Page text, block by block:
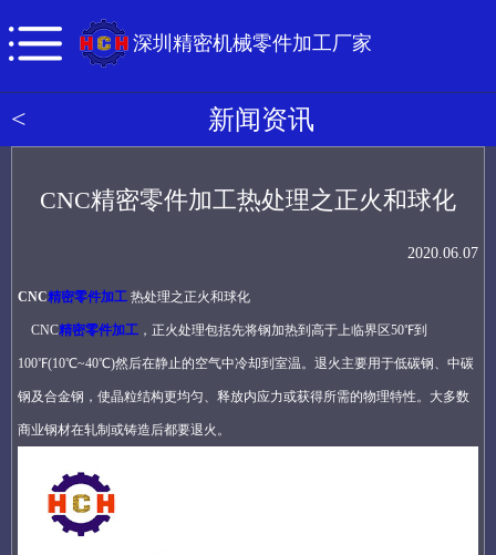
深圳精密机械零件加工厂家
< 新闻资讯
CNC精密零件加工热处理之正火和球化
2020.06.07
CNC精密零件加工 热处理之正火和球化
CNC精密零件加工，正火处理包括先将钢加热到高于上临界区50℉到
100℉(10℃~40℃)然后在静止的空气中冷却到室温。退火主要用于低碳钢、中碳
钢及合金钢，使晶粒结构更均匀、释放内应力或获得所需的物理特性。大多数
商业钢材在轧制或铸造后都要退火。